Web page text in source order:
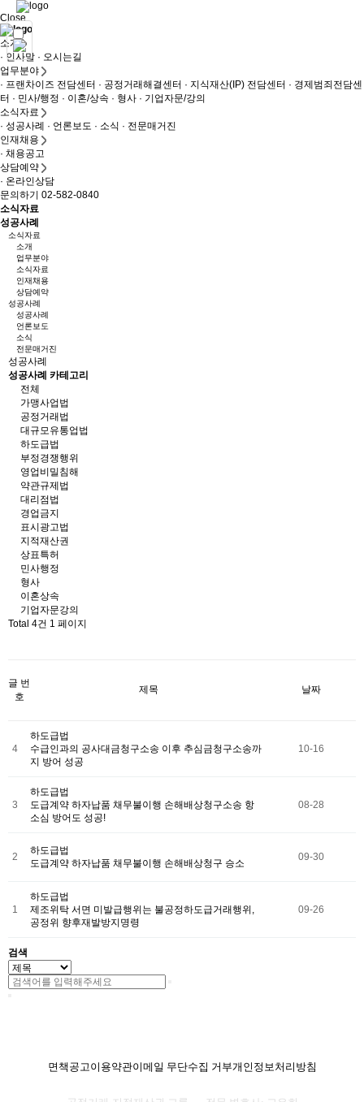
Close
소개
· 인사말 · 오시는길
업무분야
· 프랜차이즈 전담센터 · 공정거래해결센터 · 지식재산(IP) 전담센터 · 경제범죄전담센
터 · 민사/행정 · 이혼/상속 · 형사 · 기업자문/강의
소식자료
· 성공사례 · 언론보도 · 소식 · 전문매거진
인재채용
· 채용공고
상담예약
· 온라인상담
문의하기 02-582-0840
소식자료
성공사례
소식자료
소개
업무분야
소식자료
인재채용
상담예약
성공사례
성공사례
언론보도
소식
전문매거진
성공사례
성공사례 카테고리
전체
가맹사업법
공정거래법
대규모유통업법
하도급법
부정경쟁행위
영업비밀침해
약관규제법
대리점법
경업금지
표시광고법
지적재산권
상표특허
민사행정
형사
이혼상속
기업자문강의
Total 4건 1 페이지
글 번
호
제목 날짜
4
하도급법
수급인과의 공사대금청구소송 이후 추심금청구소송까
지 방어 성공
10-16
3
하도급법
도급계약 하자납품 채무불이행 손해배상청구소송 항
소심 방어도 성공!
08-28
2
하도급법
도급계약 하자납품 채무불이행 손해배상청구 승소
09-30
1
하도급법
제조위탁 서면 미발급행위는 불공정하도급거래행위,
공정위 향후재발방지명령
09-26
검색
면책공고이용약관이메일 무단수집 거부개인정보처리방침